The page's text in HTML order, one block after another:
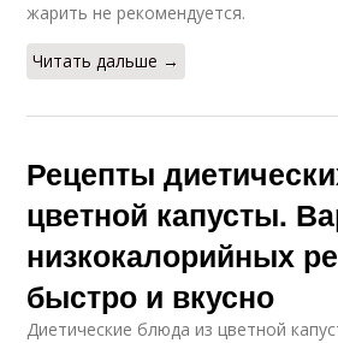
жарить не рекомендуется.
Читать дальше →
Рецепты
цветной капусты.
низкокалорийных
быстро и вкусно
Диетические блюда из цветной